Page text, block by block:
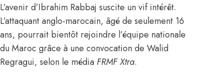
L’avenir d’Ibrahim Rabbaj suscite un vif intérêt.
L’attaquant anglo-marocain, âgé de seulement 16
ans, pourrait bientôt rejoindre l’équipe nationale
du Maroc grâce à une convocation de Walid
Regragui, selon le média FRMF Xtra.